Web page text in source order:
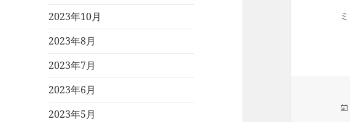
2023年10月
2023年8月
2023年7月
2023年6月
2023年5月